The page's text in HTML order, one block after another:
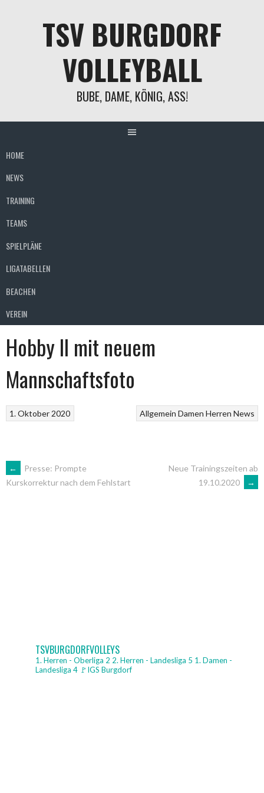
TSV BURGDORF
VOLLEYBALL
BUBE, DAME, KÖNIG, ASS!
HOME
NEWS
TRAINING
TEAMS
SPIELPLÄNE
LIGATABELLEN
BEACHEN
VEREIN
Hobby II mit neuem
Mannschaftsfoto
Allgemein Damen Herren News
1. Oktober 2020
ARTIKEL-
←
Presse: Prompte
Kurskorrektur nach dem Fehlstart
Neue Trainingszeiten ab
19.10.2020
→
TSVBURGDORFVOLLEYS
1. Herren - Oberliga 2 2. Herren - Landesliga 5 1. Damen -
Landesliga 4 🚩IGS Burgdorf